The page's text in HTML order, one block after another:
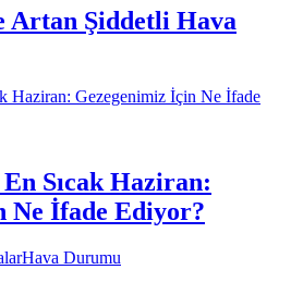
Artan Şiddetli Hava
Sıcak Haziran:
Ne İfade Ediyor?
Hava Durumu